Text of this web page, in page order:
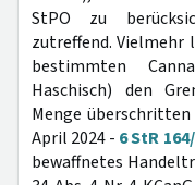
StPO zu
zutreffend. Vielmehr
bestimmten
Haschisch) den
Menge überschritten
April 2024 - 6 StR
bewaffnetes